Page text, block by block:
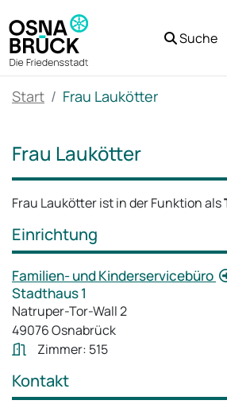
Zum Hauptinhalt springen
Suche
Start Frau Laukötter
Frau Laukötter
Frau Laukötter ist in der Funktion als
Einrichtung
Familien- und Kinderservicebüro
Stadthaus 1
Natruper-Tor-Wall 2
49076 Osnabrück
Zimmer: 515
Kontakt